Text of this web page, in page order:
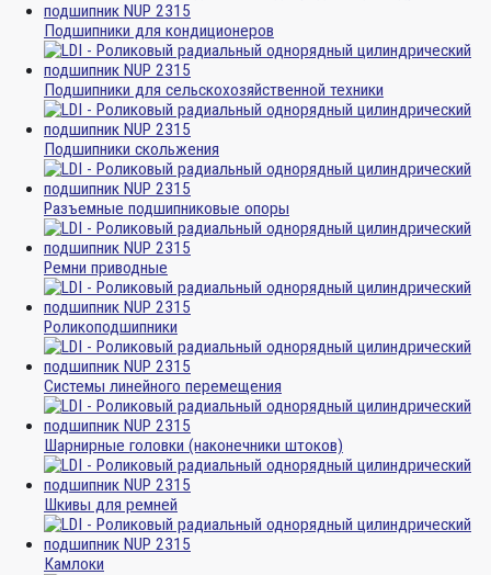
Подшипники для кондиционеров
Подшипники для сельскохозяйственной техники
Подшипники скольжения
Разъемные подшипниковые опоры
Ремни приводные
Роликоподшипники
Системы линейного перемещения
Шарнирные головки (наконечники штоков)
Шкивы для ремней
Камлоки